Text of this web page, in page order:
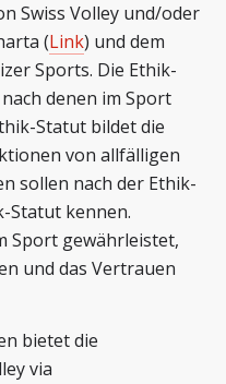
Swiss Volley und/oder
(Link) und dem
Sports. Die Ethik-
denen im Sport
Statut bildet die
von allfälligen
sollen nach der Ethik-
Statut kennen.
Sport gewährleistet,
und das Vertrauen
bietet die
via